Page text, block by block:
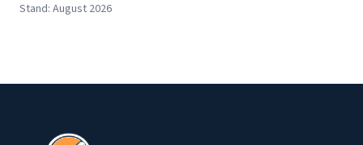
Stand: August 2026